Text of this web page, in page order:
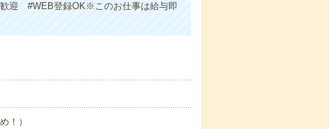
迎 #WEB登録OK※このお仕事は給与即
！）